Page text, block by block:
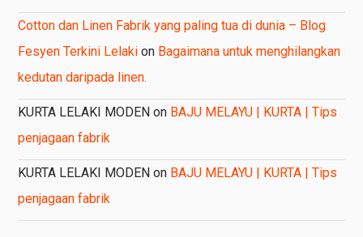
Cotton dan Linen Fabrik yang paling tua di dunia – Blog
Fesyen Terkini Lelaki on Bagaimana untuk menghilangkan
kedutan daripada linen.
KURTA LELAKI MODEN on BAJU MELAYU | KURTA | Tips
penjagaan fabrik
KURTA LELAKI MODEN on BAJU MELAYU | KURTA | Tips
penjagaan fabrik